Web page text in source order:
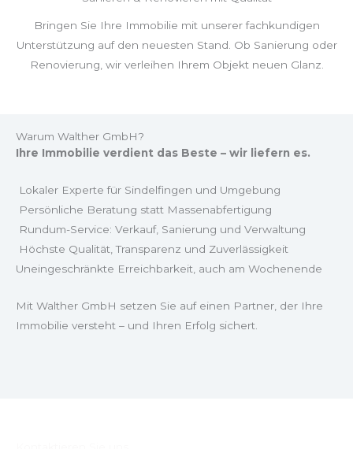
Bringen Sie Ihre Immobilie mit unserer fachkundigen
Unterstützung auf den neuesten Stand. Ob Sanierung oder
Renovierung, wir verleihen Ihrem Objekt neuen Glanz.
Warum Walther GmbH?
Ihre Immobilie verdient das Beste – wir liefern es.
Lokaler Experte für Sindelfingen und Umgebung
Persönliche Beratung statt Massenabfertigung
Rundum-Service: Verkauf, Sanierung und Verwaltung
Höchste Qualität, Transparenz und Zuverlässigkeit
Uneingeschränkte Erreichbarkeit, auch am Wochenende
Mit Walther GmbH setzen Sie auf einen Partner, der Ihre
Immobilie versteht – und Ihren Erfolg sichert.